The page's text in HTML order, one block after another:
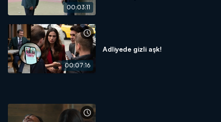
00:03:11
00:07:16
Adliyede gizli aşk!